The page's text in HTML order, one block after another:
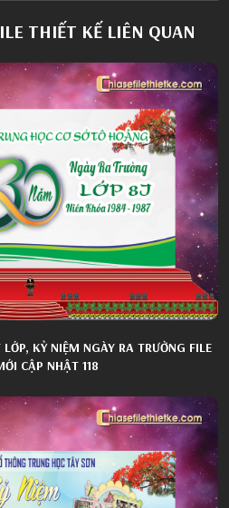
THIẾT KẾ LIÊN QUAN
KỶ NIỆM NGÀY RA TRƯỜNG FILE
CẬP NHẬT 118